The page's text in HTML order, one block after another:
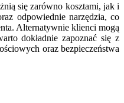
się zarówno kosztami, jak i
odpowiednie narzędzia, co
Alternatywnie klienci mogą
dokładnie zapoznać się z
oraz bezpieczeństwa